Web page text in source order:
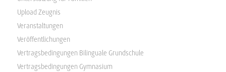
Upload Zeugnis
Veranstaltungen
Veröffentlichungen
Vertragsbedingungen Bilinguale Grundschule
Vertragsbedingungen Gymnasium